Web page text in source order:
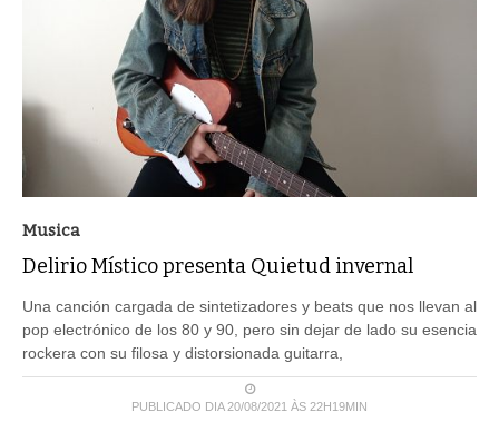
Musica
Delirio Místico presenta Quietud invernal
Una canción cargada de sintetizadores y beats que nos llevan al
pop electrónico de los 80 y 90, pero sin dejar de lado su esencia
rockera con su filosa y distorsionada guitarra,
PUBLICADO DIA 20/08/2021 ÀS 22H19MIN